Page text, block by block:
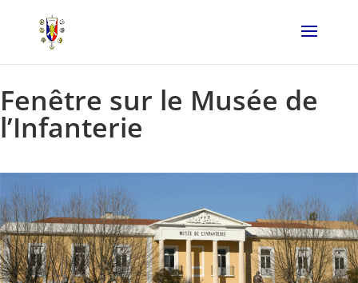
Fenêtre sur le Musée de
l’Infanterie